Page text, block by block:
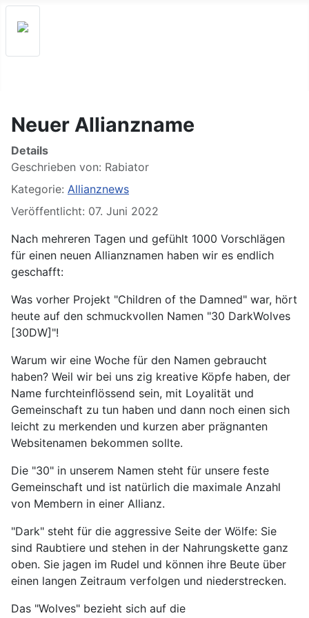
Neuer Allianzname
Details
Geschrieben von: Rabiator
Kategorie: Allianznews
Veröffentlicht: 07. Juni 2022
Nach mehreren Tagen und gefühlt 1000 Vorschlägen
für einen neuen Allianznamen haben wir es endlich
geschafft:
Was vorher Projekt "Children of the Damned" war, hört
heute auf den schmuckvollen Namen "30 DarkWolves
[30DW]"!
Warum wir eine Woche für den Namen gebraucht
haben? Weil wir bei uns zig kreative Köpfe haben, der
Name furchteinflössend sein, mit Loyalität und
Gemeinschaft zu tun haben und dann noch einen sich
leicht zu merkenden und kurzen aber prägnanten
Websitenamen bekommen sollte.
Die "30" in unserem Namen steht für unsere feste
Gemeinschaft und ist natürlich die maximale Anzahl
von Membern in einer Allianz.
"Dark" steht für die aggressive Seite der Wölfe: Sie
sind Raubtiere und stehen in der Nahrungskette ganz
oben. Sie jagen im Rudel und können ihre Beute über
einen langen Zeitraum verfolgen und niederstrecken.
Das "Wolves" bezieht sich auf die